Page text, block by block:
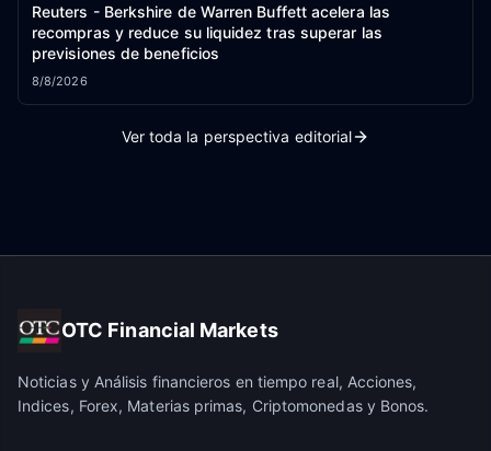
Reuters - Berkshire de Warren Buffett acelera las
recompras y reduce su liquidez tras superar las
previsiones de beneficios
8/8/2026
Ver toda la perspectiva editorial
OTC Financial Markets
Noticias y Análisis financieros en tiempo real, Acciones,
Indices, Forex, Materias primas, Criptomonedas y Bonos.